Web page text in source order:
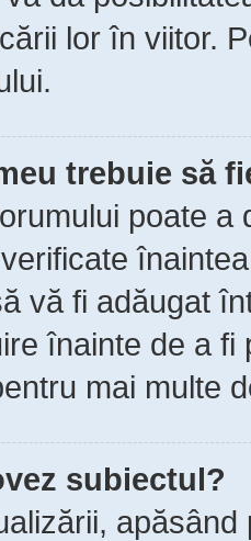
lor în viitor.
trebuie să
poate
vă fi adăugat
înainte de a
mai multe
subiectul?
apăsând